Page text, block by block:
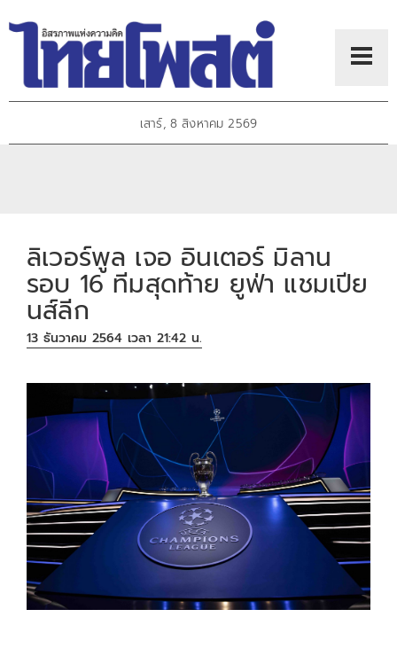
เสาร์, 8 สิงหาคม 2569
ลิเวอร์พูล เจอ อินเตอร์ มิลาน
รอบ 16 ทีมสุดท้าย ยูฟ่า แชมเปีย
นส์ลีก
13 ธันวาคม 2564 เวลา 21:42 น.